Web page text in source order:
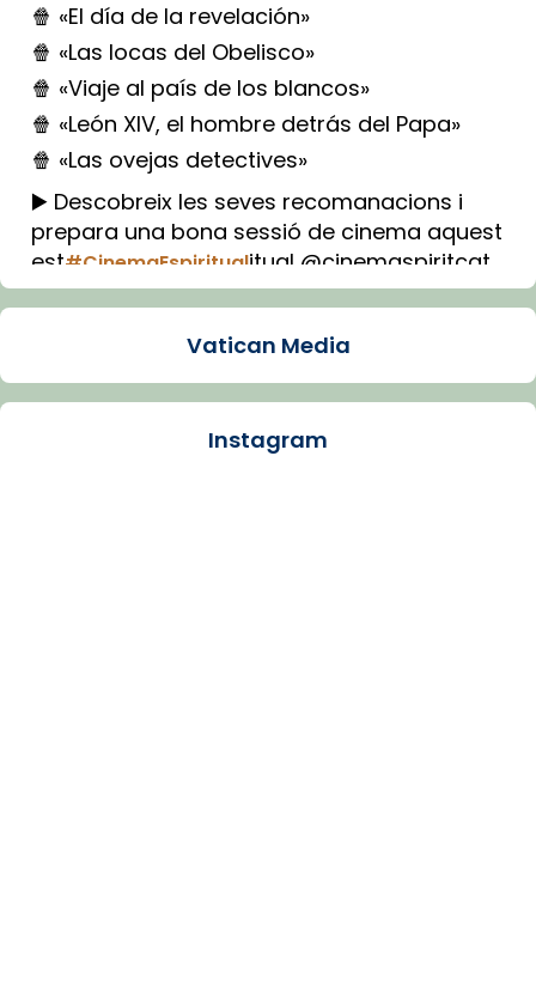
🍿 «El día de la revelación»
🍿 «Las locas del Obelisco»
🍿 «Viaje al país de los blancos»
🍿 «León XIV, el hombre detrás del Papa»
🍿 «Las ovejas detectives»
▶️ Descobreix les seves recomanacions i
prepara una bona sessió de cinema aquest
est#CinemaEspiritualitual @cinemaspiritcat
Imatge: Generada amb IA (OpenAI)
Arquebisbat de Barcelona
Vatican Media
Instagram